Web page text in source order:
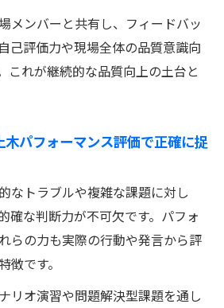
メンバーと共有し、フィードバッ
己評価力や現場全体の品質意識向
これが継続的な品質向上の土台と
パフォーマンス評価で正確に捉
なトラブルや複雑な課題に対し
確な判断力が不可欠です。パフォ
らの力も実際の行動や発言から評
徴です。
リオ演習や問題解決型課題を通し